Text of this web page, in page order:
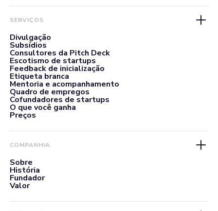
SERVIÇOS
Divulgação
Subsídios
Consultores da Pitch Deck
Escotismo de startups
Feedback de inicialização
Etiqueta branca
Mentoria e acompanhamento
Quadro de empregos
Cofundadores de startups
O que você ganha
Preços
COMPANHIA
Sobre
História
Fundador
Valor